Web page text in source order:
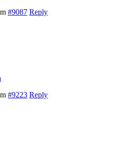
#9087 Reply
#9223 Reply